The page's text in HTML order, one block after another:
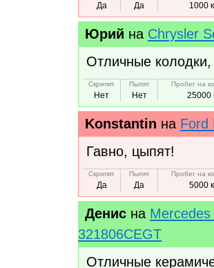
Да Да 1000
Юрий на Chrysler
Отличные колодки,
Скрипят
Нет
Пылят
Нет
Пробег на
25000
Konstantin на Ford
Гавно, цыпят!
Скрипят
Да
Пылят
Да
Пробег на
5000
Денис на
321806CEGT
Отличные